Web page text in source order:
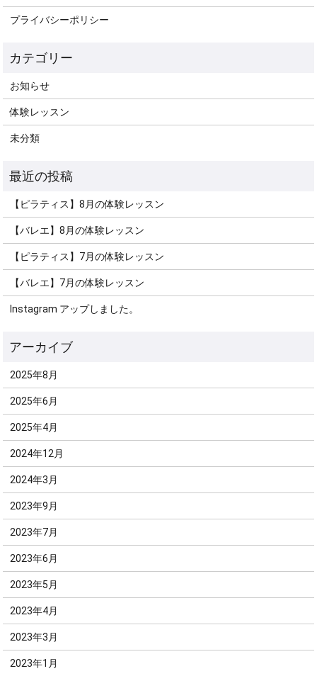
プライバシーポリシー
お知らせ
体験レッスン
未分類
【ピラティス】8月の体験レッスン
【バレエ】8月の体験レッスン
【ピラティス】7月の体験レッスン
【バレエ】7月の体験レッスン
Instagram アップしました。
2025年8月
2025年6月
2025年4月
2024年12月
2024年3月
2023年9月
2023年7月
2023年6月
2023年5月
2023年4月
2023年3月
2023年1月